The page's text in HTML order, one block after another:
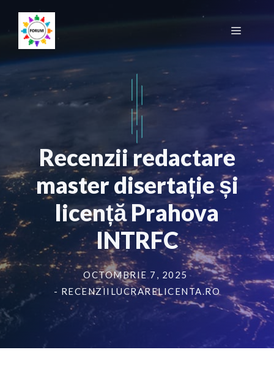
conținut
Meniu
Recenzii redactare
master disertație și
licență Prahova
INTRFC
OCTOMBRIE 7, 2025
- RECENZIILUCRARELICENTA.RO